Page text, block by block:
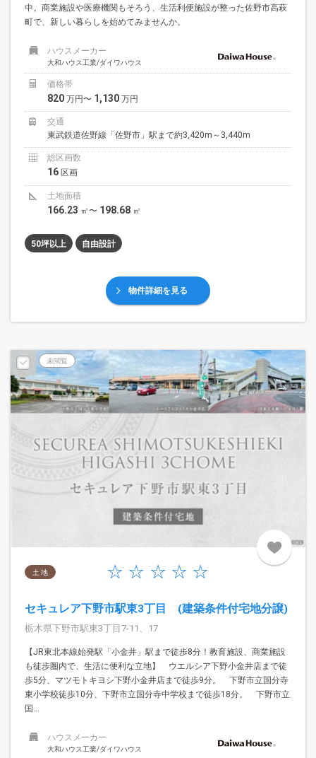
中。商業施設や医療機関もそろう、生活利便施設が整った佐野市高萩
町で、新しい暮らしを始めてみませんか。
ハウスメーカー
大和ハウス工業/ダイワハウス
価格帯
820 万円〜 1,130 万円
交通
東武鉄道佐野線「佐野市」駅まで約3,420m～3,440m
総区画数
16 区画
土地面積
166.23 ㎡〜 198.68 ㎡
50坪以上 自由設計
物件詳細を見る
未閲覧
土 地
セキュレア下野市駅東3丁目 (建築条件付宅地分譲)
栃木県下野市駅東3丁目7-11、17
【JR東北本線始発駅「小金井」駅まで徒歩8分！教育施設、商業施設
も徒歩圏内で、生活に便利な立地】 ウエルシア下野小金井店まで徒
歩5分、マツモトキヨシ下野小金井店まで徒歩9分。 下野市立国分寺
東小学校徒歩10分、下野市立国分寺中学校まで徒歩18分。 下野市立
国...
ハウスメーカー
大和ハウス工業/ダイワハウス